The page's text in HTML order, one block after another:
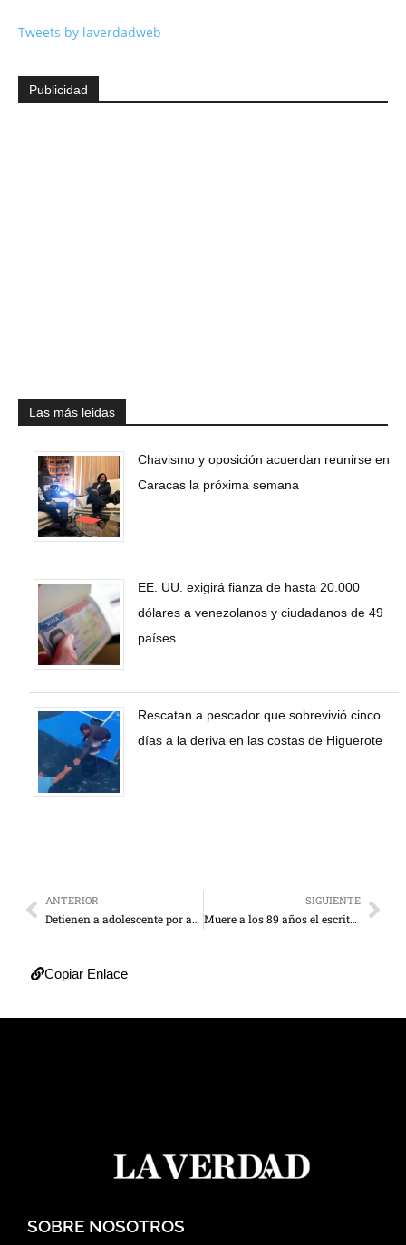
Tweets by laverdadweb
Publicidad
Las más leidas
Chavismo y oposición acuerdan reunirse en
Caracas la próxima semana
EE. UU. exigirá fianza de hasta 20.000
dólares a venezolanos y ciudadanos de 49
países
Rescatan a pescador que sobrevivió cinco
días a la deriva en las costas de Higuerote
ANTERIOR
Detienen a adolescente por abusar sexualmente de sus tres primas
SIGUIENTE
Muere a los 89 años el escritor Mario Vargas Llosa
Copiar Enlace
SOBRE NOSOTROS